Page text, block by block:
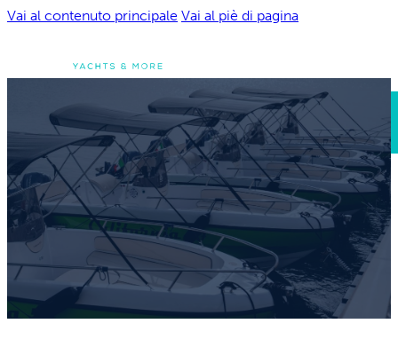
Vai al contenuto principale Vai al piè di pagina